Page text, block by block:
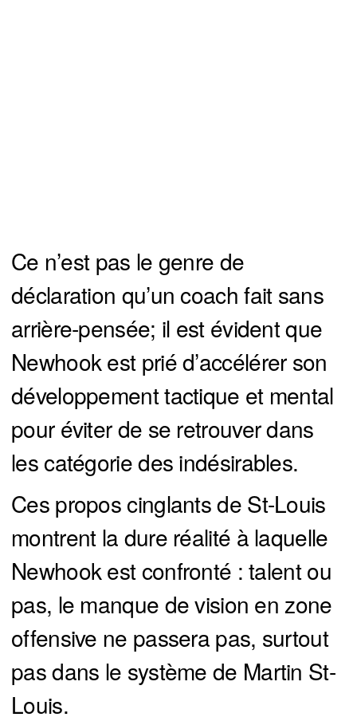
Ce n’est pas le genre de
déclaration qu’un coach fait sans
arrière-pensée; il est évident que
Newhook est prié d’accélérer son
développement tactique et mental
pour éviter de se retrouver dans
les catégorie des indésirables.
Ces propos cinglants de St-Louis
montrent la dure réalité à laquelle
Newhook est confronté : talent ou
pas, le manque de vision en zone
offensive ne passera pas, surtout
pas dans le système de Martin St-
Louis.